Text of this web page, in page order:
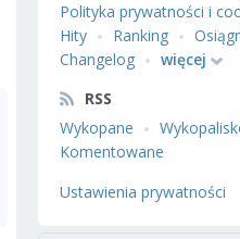
Polityka prywatności i
Hity
Ranking
Changelog
więcej
RSS
Wykopane
Komentowane
Ustawienia prywatności